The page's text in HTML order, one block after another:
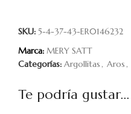
SKU: 5-4-37-43-ER0146232
Categorías: Argollitas, Aros,
Marca: MERY SATT
Te podría gustar...